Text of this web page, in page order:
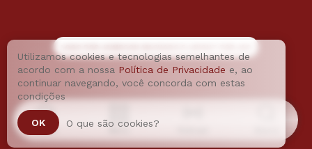
Utilizamos cookies e tecnologias semelhantes de
acordo com a nossa Política de Privacidade e, ao
continuar navegando, você concorda com estas
condições
OK O que são cookies?
Home